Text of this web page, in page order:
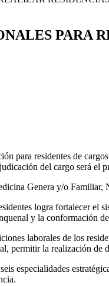
PARA
para residentes de
del cargo será
Genera y/o
logra fortalecer el
y la conformación
laborales de los
permitir la realización de
especialidades